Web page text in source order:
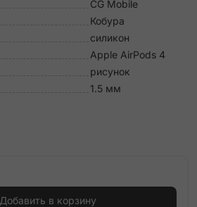
CG Mobile
Кобура
силикон
Apple AirPods 4
рисунок
1.5 мм
Добавить в корзину